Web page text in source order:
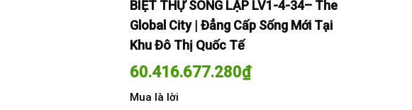
BIỆT THỰ SONG LẬP LV1-4-34– The
Global City | Đẳng Cấp Sống Mới Tại
Khu Đô Thị Quốc Tế
60.416.677.280₫
Mua là lời